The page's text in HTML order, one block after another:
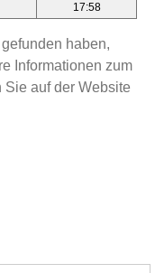
17:58
haben,
Informationen zum
auf der Website